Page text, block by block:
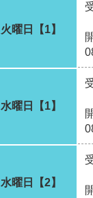
火曜日【1】
水曜日【1】
水曜日【2】